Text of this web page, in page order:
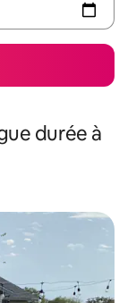
durée à